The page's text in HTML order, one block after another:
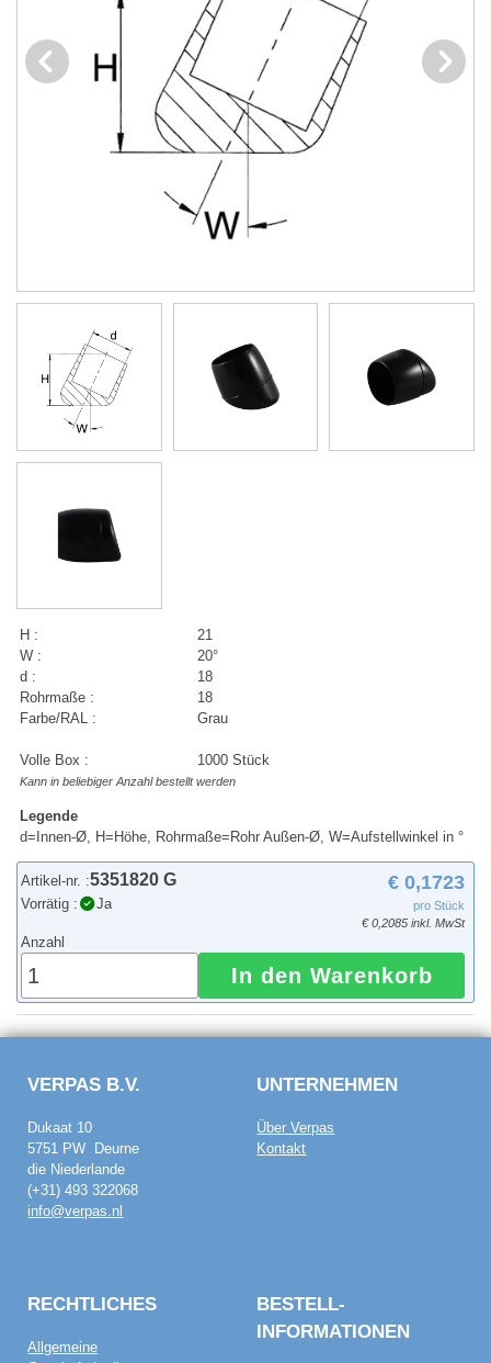
H :
21
W :
20°
d :
18
Rohrmaße :
18
Farbe/RAL :
Grau
Volle Box : 1000 Stück
Kann in beliebiger Anzahl bestellt werden
Legende
d=Innen-Ø, H=Höhe, Rohrmaße=Rohr Außen-Ø, W=Aufstellwinkel in °
Artikel-nr. :5351820 G
Vorrätig : Ja
€ 0,1723
pro Stück
€ 0,2085 inkl. MwSt
Anzahl
In den Warenkorb
VERPAS B.V.
Dukaat 10
5751 PW Deurne
die Niederlande
(+31) 493 322068
info@verpas.nl
UNTERNEHMEN
Über Verpas
Kontakt
RECHTLICHES
Allgemeine
BESTELL­
INFORMATIONEN